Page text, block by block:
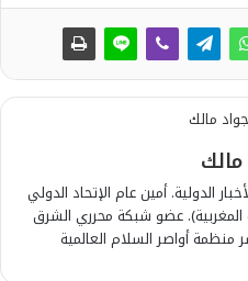
الدولية. أمين عام الإتحاد الدولي
المغربية). عضو شبكة محرري الشرق
أواصر السلام العالمية